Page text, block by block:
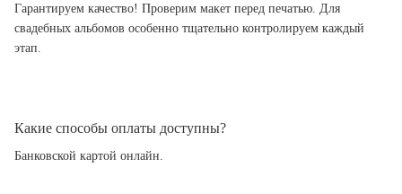
Гарантируем качество! Проверим макет перед печатью. Для
свадебных альбомов особенно тщательно контролируем каждый
этап.
Какие способы оплаты доступны?
Банковской картой онлайн.